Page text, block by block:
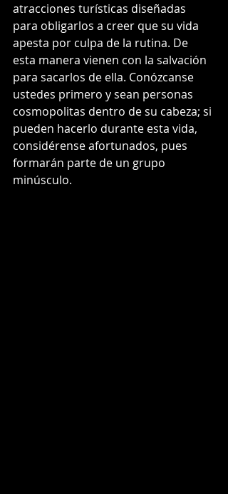
atracciones turísticas diseñadas
para obligarlos a creer que su vida
apesta por culpa de la rutina. De
esta manera vienen con la salvación
para sacarlos de ella. Conózcanse
ustedes primero y sean personas
cosmopolitas dentro de su cabeza; si
pueden hacerlo durante esta vida,
considérense afortunados, pues
formarán parte de un grupo
minúsculo.